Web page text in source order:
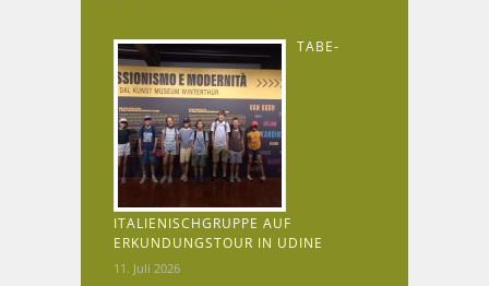
TABE-
ITALIENISCHGRUPPE AUF
ERKUNDUNGSTOUR IN UDINE
11. Juli 2026